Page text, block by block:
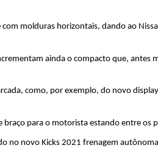
molduras horizontais, dando ao
ainda o compacto que, antes
como, por exemplo, do novo
para o motorista estando entre os
no novo Kicks 2021 frenagem